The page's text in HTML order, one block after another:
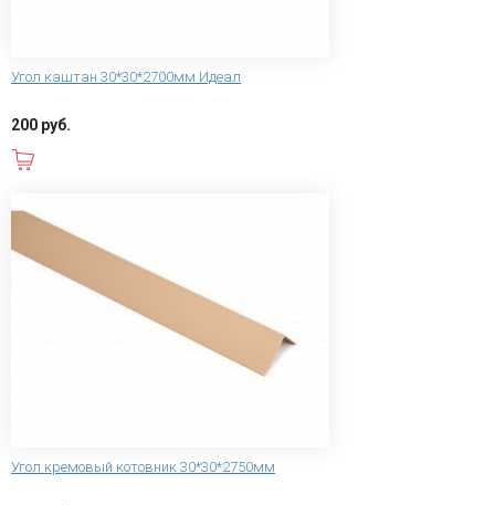
Угол каштан 30*30*2700мм Идеал
200 руб.
Угол кремовый котовник 30*30*2750мм